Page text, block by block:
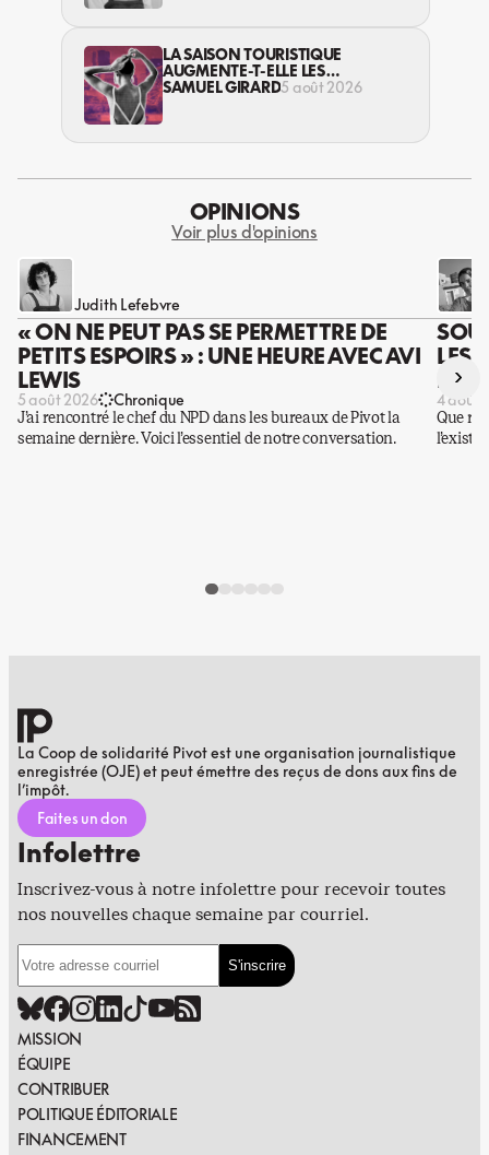
LA SAISON TOURISTIQUE
AUGMENTE-T-ELLE LES
VIOLENCES CONTRE LES
SAMUEL GIRARD5 août 2026
OPINIONS
Voir plus d'opinions
Judith Lefebvre
« ON NE PEUT PAS SE PERMETTRE DE
PETITS ESPOIRS » : UNE HEURE AVEC AVI
LEWIS
5 août 2026 Chronique
J’ai rencontré le chef du NPD dans les bureaux de Pivot la
semaine dernière. Voici l’essentiel de notre conversation.
LES
DES
4 août
Que
›
La Coop de solidarité Pivot est une organisation journalistique
enregistrée (OJE) et peut émettre des reçus de dons aux fins de
l’impôt.
Faites un don
Infolettre
Inscrivez-vous à notre infolettre pour recevoir toutes
nos nouvelles chaque semaine par courriel.
MISSION
ÉQUIPE
CONTRIBUER
POLITIQUE ÉDITORIALE
FINANCEMENT